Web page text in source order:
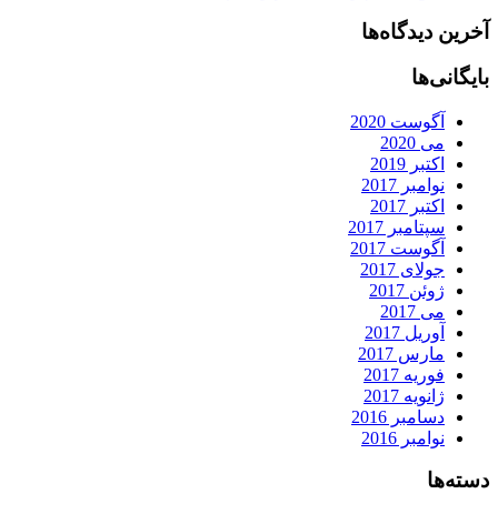
آخرین دیدگاه‌ها
بایگانی‌ها
آگوست 2020
می 2020
اکتبر 2019
نوامبر 2017
اکتبر 2017
سپتامبر 2017
آگوست 2017
جولای 2017
ژوئن 2017
می 2017
آوریل 2017
مارس 2017
فوریه 2017
ژانویه 2017
دسامبر 2016
نوامبر 2016
دسته‌ها